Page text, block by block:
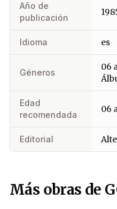
Año de
publicación
Idioma es
Géneros
06
Edad
recomendada
06
Editorial
Más obras de